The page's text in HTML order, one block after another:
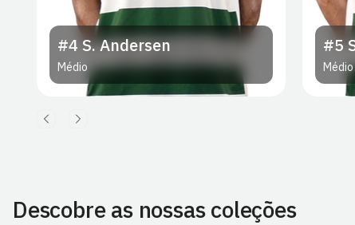
#4S. Andersen
Médio
#5
Médio
Descobre as nossas coleções